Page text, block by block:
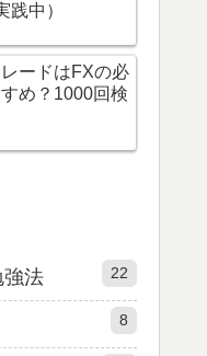
践中）
ードはFXの必
め？1000回検
強法 22
8